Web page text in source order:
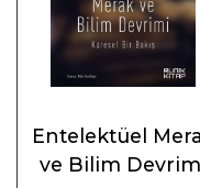
Entelektüel
ve Bilim